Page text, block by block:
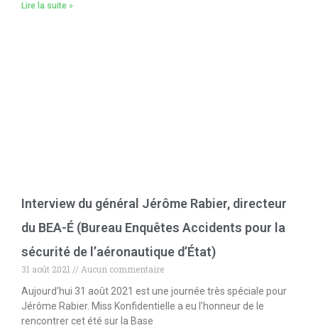
Lire la suite »
Interview du général Jérôme Rabier, directeur
du BEA-É (Bureau Enquêtes Accidents pour la
sécurité de l’aéronautique d’État)
31 août 2021
Aucun commentaire
Aujourd’hui 31 août 2021 est une journée très spéciale pour
Jérôme Rabier. Miss Konfidentielle a eu l’honneur de le
rencontrer cet été sur la Base